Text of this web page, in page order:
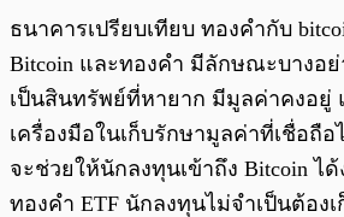
ธนาคารเปรียบเทียบ ทองคำกับ
Bitcoin และทองคำ มีลักษณะบางอ
เป็นสินทรัพย์ที่หายาก มีมูลค่าคงอยู่
เครื่องมือในเก็บรักษามูลค่าที่เชื่อถือ
จะช่วยให้นักลงทุนเข้าถึง Bitcoin ได้
ทองคำ ETF นักลงทุนไม่จำเป็นต้อง